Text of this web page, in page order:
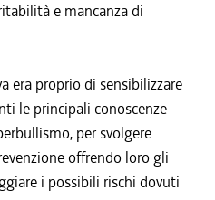
e mancanza di
era proprio di sensibilizzare
le principali conoscenze
per svolgere
offrendo loro gli
i possibili rischi dovuti